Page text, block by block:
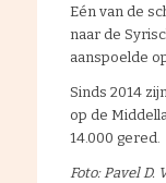
Eén van de
naar de
aanspoelde
Sinds 2014
op de
14.000 gered.
Foto: Pavel D.